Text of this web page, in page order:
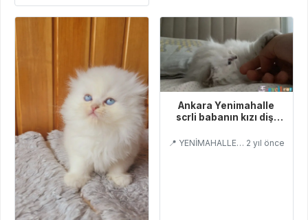
Ankara Yenimahalle
scrli babanın kızı dişi
📍 YENİMAHALLE/ANKARA 2 yıl önce